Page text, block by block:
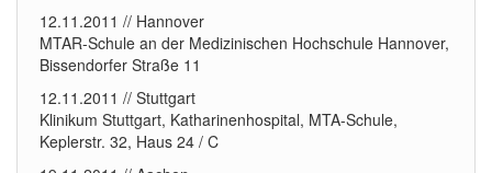
12.11.2011 // Hannover
MTAR-Schule an der Medizinischen Hochschule Hannover,
Bissendorfer Straße 11
12.11.2011 // Stuttgart
Klinikum Stuttgart, Katharinenhospital, MTA-Schule,
Keplerstr. 32, Haus 24 / C